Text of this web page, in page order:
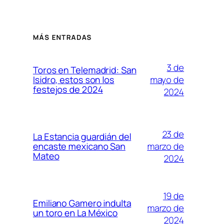
MÁS ENTRADAS
Toros en Telemadrid: San
Isidro, estos son los
festejos de 2024
3 de
mayo de
2024
La Estancia guardián del
encaste mexicano San
Mateo
23 de
marzo de
2024
Emiliano Gamero indulta
un toro en La México
19 de
marzo de
2024